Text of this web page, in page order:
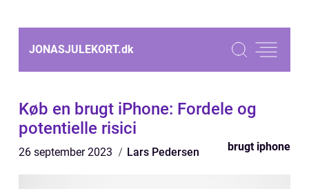
JONASJULEKORT.dk
Køb en brugt iPhone: Fordele og
potentielle risici
26 september 2023 Lars Pedersen brugt iphone